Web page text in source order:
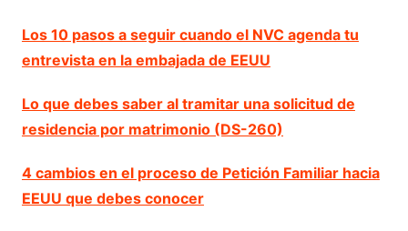
Los 10 pasos a seguir cuando el NVC agenda tu
entrevista en la embajada de EEUU
Lo que debes saber al tramitar una solicitud de
residencia por matrimonio (DS-260)
4 cambios en el proceso de Petición Familiar hacia
EEUU que debes conocer